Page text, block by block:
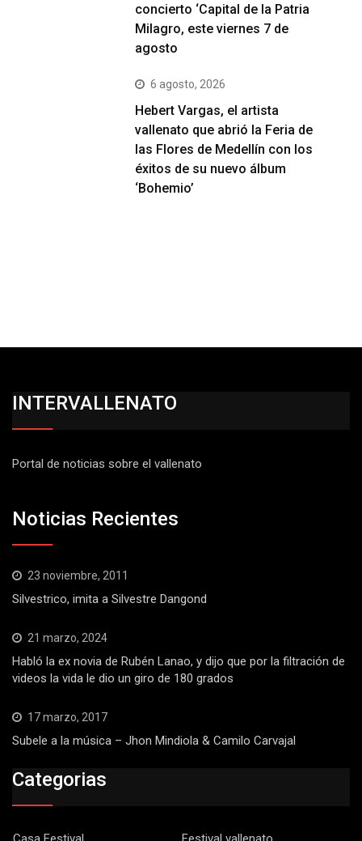
concierto ‘Capital de la Patria
Milagro, este viernes 7 de
agosto
6 agosto, 2026
Hebert Vargas, el artista
vallenato que abrió la Feria de
las Flores de Medellín con los
éxitos de su nuevo álbum
‘Bohemio’
INTERVALLENATO
Portal de noticias sobre el vallenato
Noticias Recientes
23 noviembre, 2011
Silvestrico, imita a Silvestre Dangond
21 marzo, 2024
Habló la ex novia de Rubén Lanao, y dijo que por la filtración de
videos la vida le dio un giro de 180 grados
17 marzo, 2017
Subele a la música – Jhon Mindiola & Camilo Carvajal
Categorias